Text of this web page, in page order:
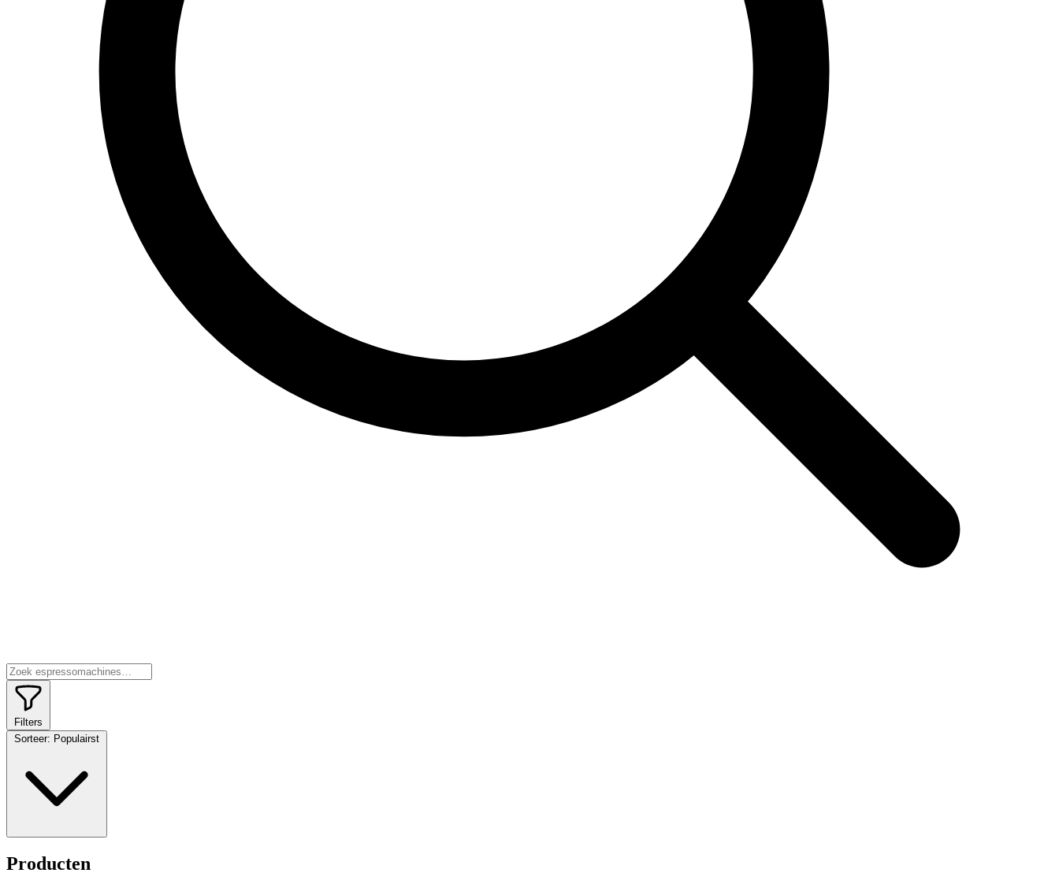
Filters
Sorteer: Populairst
Producten